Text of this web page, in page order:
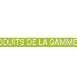
DE LA GAMME